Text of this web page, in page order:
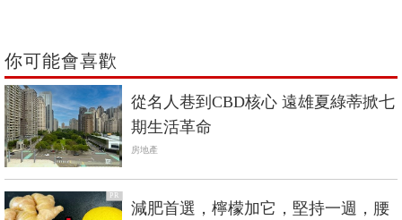
你可能會喜歡
從名人巷到CBD核心 遠雄夏綠蒂掀七
期生活革命
房地產
PR
減肥首選，檸檬加它，堅持一週，腰